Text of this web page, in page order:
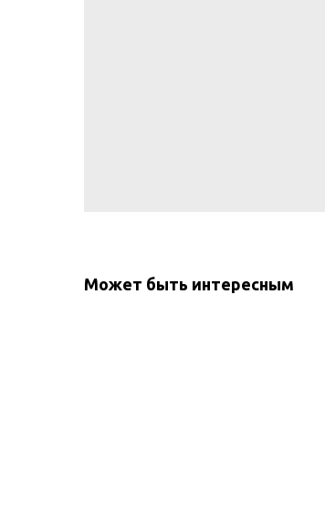
Может быть интересным